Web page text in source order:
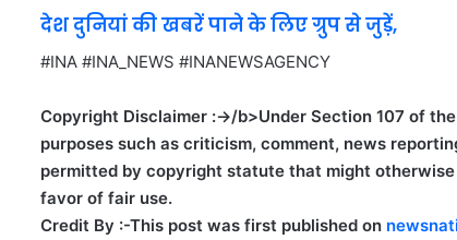
देश दुनियां की खबरें पाने के लिए ग्रुप से जुड़ें,
#INA #INA_NEWS #INANEWSAGENCY
Copyright Disclaimer :->/b>Under Section 107 of
purposes such as criticism, comment, news
permitted by copyright statute that might
favor of fair use.
Credit By :-This post was first published on